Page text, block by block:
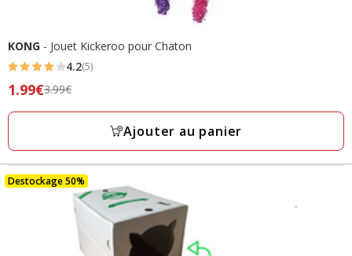
KONG - Jouet Kickeroo pour Chaton
4.2
étoiles
avec
avis
4.2(5)
Prix
précédent
prix
final
1.99€
1.99€3.99€
Ajouter au panier
Destockage 50%